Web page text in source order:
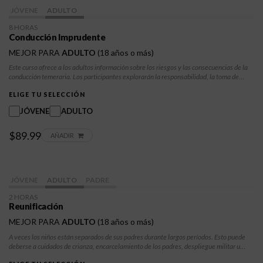
ADULTO
8 HORAS
Conducción Imprudente
MEJOR PARA ADULTO (18 años o más)
Este curso ofrece a los adultos información sobre los riesgos y las consecuencias de la
conducción temeraria. Los participantes explorarán la responsabilidad, la toma de
prácticas de conducción más seguras.
ELIGE TU SELECCIÓN
JÓVENE ADULTO
$89.99 AÑADIR
ADULTO
2 HORAS
Reunificación
MEJOR PARA ADULTO (18 años o más)
A veces los niños están separados de sus padres durante largos períodos. Esto puede
deberse a cuidados de crianza, encarcelamiento de los padres, despliegue militar u